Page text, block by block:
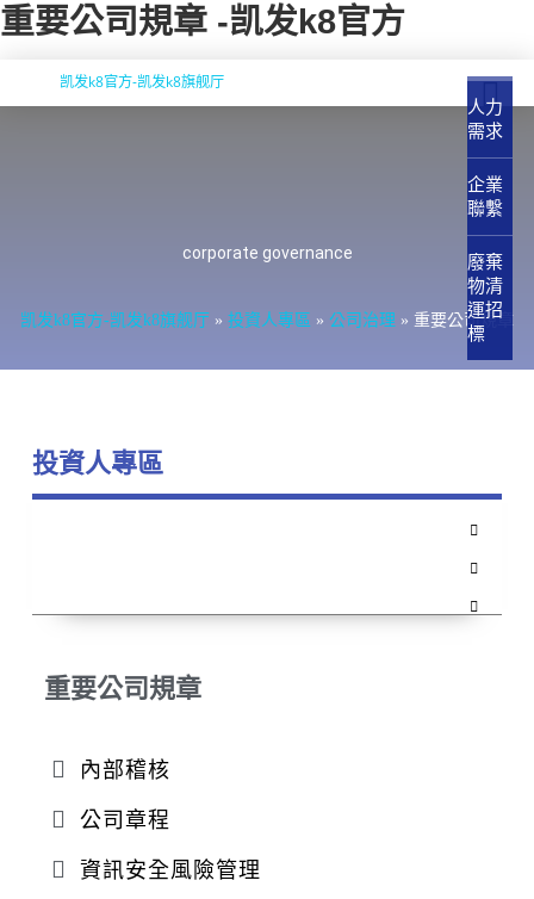
重要公司規章 -凯发k8官方
凯发k8官方-凯发k8旗舰厅
人力
需求
企業
聯繫
廢棄
物清
運招
標
corporate governance
凯发k8官方-凯发k8旗舰厅 » 投資人專區 » 公司治理 » 重要公司規章
投資人專區
重要公司規章
內部稽核
公司章程
資訊安全風險管理